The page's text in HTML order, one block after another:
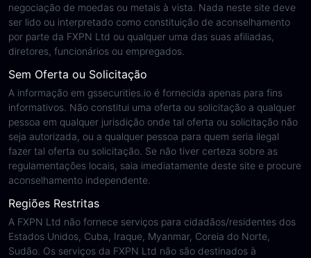
negociação de moedas ou metais à vista. Nada neste site deve
ser lido ou interpretado como constituição de aconselhamento
por parte da FXPN Ltd ou qualquer uma das suas afiliadas,
diretores, funcionários ou empregados.
Sem Oferta ou Solicitação
A informação em gssecurities.io é fornecida apenas para fins
informativos. Não constitui uma oferta ou solicitação a qualquer
pessoa em qualquer jurisdição onde tal oferta ou solicitação não
seja autorizada, ou a qualquer pessoa para quem seria ilegal
fazer tal oferta ou solicitação. Se não tiver certeza sobre as
regulamentações locais, saia imediatamente deste site e procure
aconselhamento independente.
Regiões Restritas
A FXPN Ltd não fornece serviços para cidadãos/residentes dos
Estados Unidos, Cuba, Iraque, Myanmar, Coreia do Norte,
Sudão. Os serviços da FXPN Ltd não são destinados à